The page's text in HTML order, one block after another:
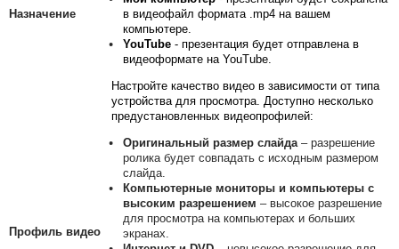
Назначение
в видеофайл формата .mp4 на вашем
компьютере.
YouTube- презентация будет отправлена в
видеоформате на YouTube.
Профиль видео
Настройте качество видео в зависимости от типа
устройства для просмотра. Доступно несколько
предустановленных видеопрофилей:
Оригинальный размер слайда– разрешение
ролика будет совпадать с исходным размером
слайда.
Компьютерные мониторы и компьютеры с
высоким разрешением – высокое разрешение
для просмотра на компьютерах и больших
экранах.